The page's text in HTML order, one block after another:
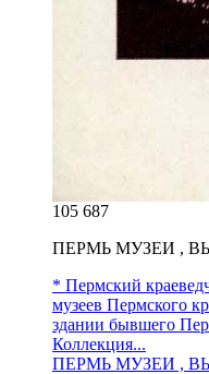
105 687
ПЕРМЬ МУЗЕИ ,
* Пермский
музеев Пермского
здании бывшего
Коллекция...
ПЕРМЬ МУЗЕИ ,